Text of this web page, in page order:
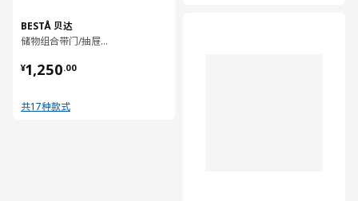
BESTÅ 贝达
储物组合带门/抽屉, 120x42x75 厘米
¥1,250.00
¥ 1250.00
共17种款式